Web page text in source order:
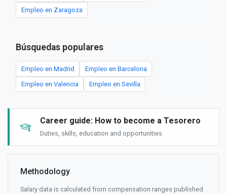
Empleo en Zaragoza
Búsquedas populares
Empleo en Madrid Empleo en Barcelona
Empleo en Valencia Empleo en Sevilla
Career guide: How to become a Tesorero
Duties, skills, education and opportunities
Methodology
Salary data is calculated from compensation ranges published